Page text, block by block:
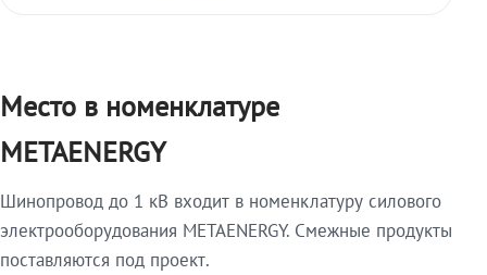
Место в номенклатуре
METAENERGY
Шинопровод до 1 кВ входит в номенклатуру силового
электрооборудования METAENERGY. Смежные продукты
поставляются под проект.